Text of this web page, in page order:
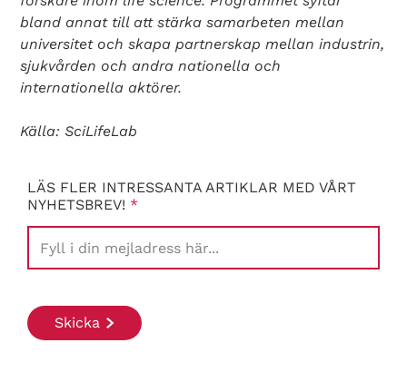
bland annat till att stärka samarbeten mellan
universitet och skapa partnerskap mellan industrin,
sjukvården och andra nationella och
internationella aktörer.
Källa: SciLifeLab
LÄS FLER INTRESSANTA ARTIKLAR MED VÅRT
NYHETSBREV! *